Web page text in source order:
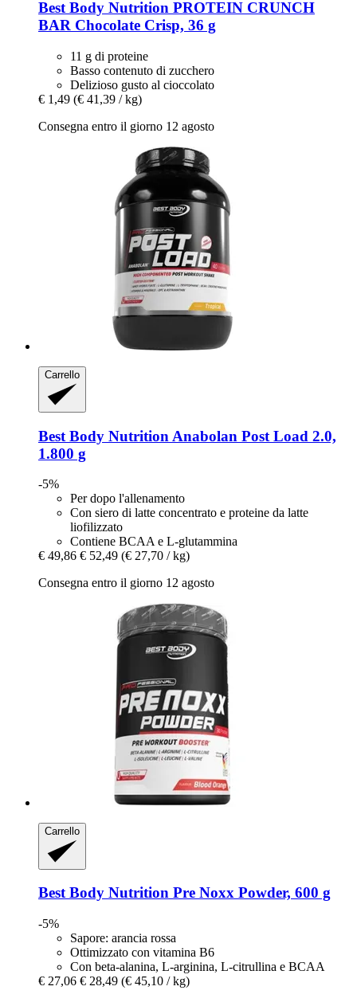
Best Body Nutrition PROTEIN CRUNCH
BAR Chocolate Crisp, 36 g
11 g di proteine
Basso contenuto di zucchero
Delizioso gusto al cioccolato
€ 1,49 (€ 41,39 / kg)
Consegna entro il giorno 12 agosto
Carrello
Best Body Nutrition Anabolan Post Load 2.0,
1.800 g
-5%
Per dopo l'allenamento
Con siero di latte concentrato e proteine da latte
liofilizzato
Contiene BCAA e L-glutammina
€ 49,86 € 52,49 (€ 27,70 / kg)
Consegna entro il giorno 12 agosto
Carrello
Best Body Nutrition Pre Noxx Powder, 600 g
-5%
Sapore: arancia rossa
Ottimizzato con vitamina B6
Con beta-alanina, L-arginina, L-citrullina e BCAA
€ 27,06 € 28,49 (€ 45,10 / kg)